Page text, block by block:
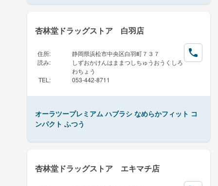
杏林堂ドラッグストア 白羽店
住所:
静岡県浜松市中央区白羽町７３７
読み:
しずおかけんはままつしちゅうおうくしろ
わちょう
TEL : 053-442-8711
オーラツープレミアム ハブラシ なめらかフィット コ
ンパクト ふつう
杏林堂ドラッグストア エキマチ店